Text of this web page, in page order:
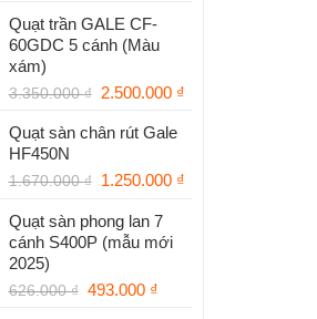
là:
4.640.000 ₫.
Quạt trần GALE CF-
60GDC 5 cánh (Màu
xám)
3.350.000₫ Giá
là:
2.500.000 ₫Giá
2.500.000 ₫.
Quạt sàn chân rút Gale
HF450N
1.670.000₫ Giá
là:
1.670.000 ₫.
1.250.000 ₫Giá
Quạt sàn phong lan 7
cánh S400P (mẫu mới
2025)
626.000₫ Giá
493.000 ₫Giá